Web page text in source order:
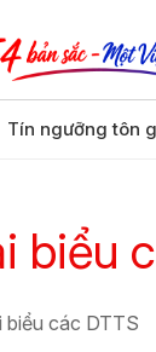
Tín ngưỡng tôn
biểu
biểu các DTTS